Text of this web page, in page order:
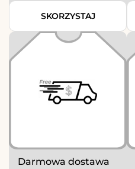
SKORZYSTAJ
Darmowa dostawa